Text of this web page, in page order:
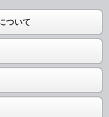
ついて